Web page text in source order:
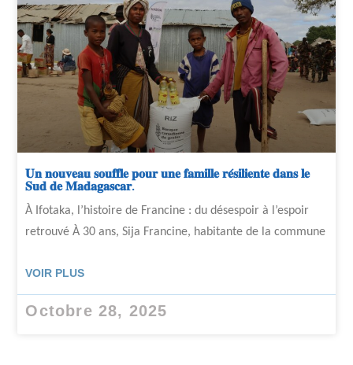
𝐔𝐧 𝐧𝐨𝐮𝐯𝐞𝐚𝐮 𝐬𝐨𝐮𝐟𝐟𝐥𝐞 𝐩𝐨𝐮𝐫 𝐮𝐧𝐞 𝐟𝐚𝐦𝐢𝐥𝐥𝐞 𝐫𝐞́𝐬𝐢𝐥𝐢𝐞𝐧𝐭𝐞 𝐝𝐚𝐧𝐬 𝐥𝐞
𝐒𝐮𝐝 𝐝𝐞 𝐌𝐚𝐝𝐚𝐠𝐚𝐬𝐜𝐚𝐫.
À Ifotaka, l’histoire de Francine : du désespoir à l’espoir
retrouvé À 30 ans, Sija Francine, habitante de la commune
VOIR PLUS
Octobre 28, 2025